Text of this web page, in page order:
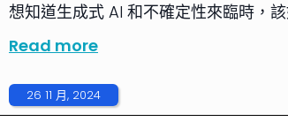
想知道生成式 AI 和不確定性來臨時，
Read more
26 11 月, 2024